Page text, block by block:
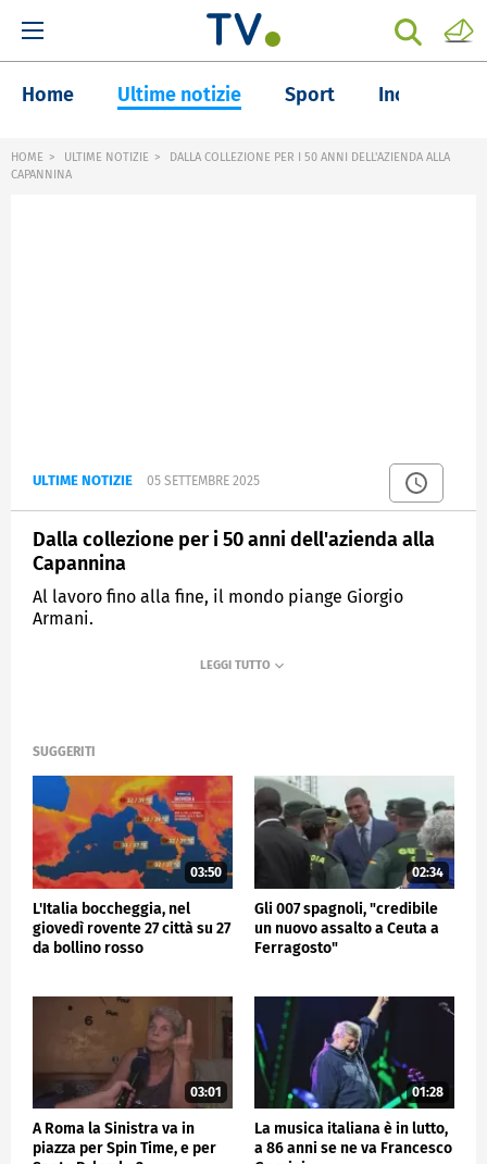
Home Ultime notizie Sport Inchieste
HOME ULTIME NOTIZIE
DALLA COLLEZIONE PER I 50 ANNI DELL'AZIENDA ALLA
CAPANNINA
ULTIME NOTIZIE 05 SETTEMBRE 2025
Dalla collezione per i 50 anni dell'azienda alla
Capannina
Al lavoro fino alla fine, il mondo piange Giorgio
Armani.
SUGGERITI
03:50
L'Italia boccheggia, nel
giovedì rovente 27 città su 27
da bollino rosso
02:34
Gli 007 spagnoli, "credibile
un nuovo assalto a Ceuta a
Ferragosto"
03:01
A Roma la Sinistra va in
piazza per Spin Time, e per
01:28
La musica italiana è in lutto,
a 86 anni se ne va Francesco